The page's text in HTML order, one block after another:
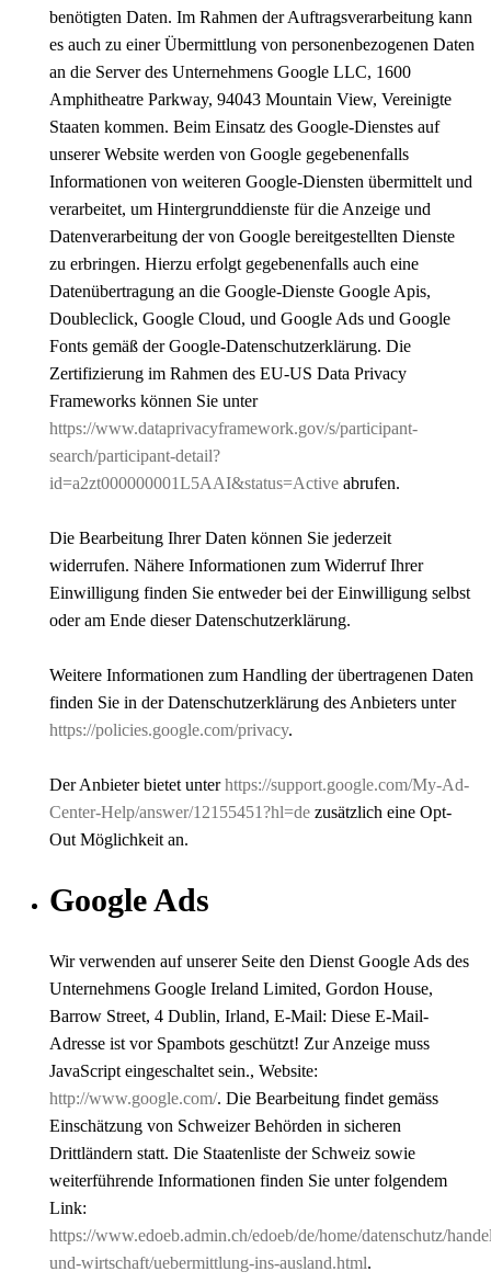
benötigten Daten. Im Rahmen der Auftragsverarbeitung kann
es auch zu einer Übermittlung von personenbezogenen Daten
an die Server des Unternehmens Google LLC, 1600
Amphitheatre Parkway, 94043 Mountain View, Vereinigte
Staaten kommen. Beim Einsatz des Google-Dienstes auf
unserer Website werden von Google gegebenenfalls
Informationen von weiteren Google-Diensten übermittelt und
verarbeitet, um Hintergrunddienste für die Anzeige und
Datenverarbeitung der von Google bereitgestellten Dienste
zu erbringen. Hierzu erfolgt gegebenenfalls auch eine
Datenübertragung an die Google-Dienste Google Apis,
Doubleclick, Google Cloud, und Google Ads und Google
Fonts gemäß der Google-Datenschutzerklärung. Die
Zertifizierung im Rahmen des EU-US Data Privacy
Frameworks können Sie unter
https://www.dataprivacyframework.gov/s/participant-
search/participant-detail?
id=a2zt000000001L5AAI&status=Active abrufen.
Die Bearbeitung Ihrer Daten können Sie jederzeit
widerrufen. Nähere Informationen zum Widerruf Ihrer
Einwilligung finden Sie entweder bei der Einwilligung selbst
oder am Ende dieser Datenschutzerklärung.
Weitere Informationen zum Handling der übertragenen Daten
finden Sie in der Datenschutzerklärung des Anbieters unter
https://policies.google.com/privacy.
Der Anbieter bietet unterhttps://support.google.com/My-Ad-
Center-Help/answer/12155451?hl=de zusätzlich eine Opt-
Out Möglichkeit an.
Google Ads
Wir verwenden auf unserer Seite den Dienst Google Ads des
Unternehmens Google Ireland Limited, Gordon House,
Barrow Street, 4 Dublin, Irland, E-Mail: Diese E-Mail-
Adresse ist vor Spambots geschützt! Zur Anzeige muss
JavaScript eingeschaltet sein., Website:
http://www.google.com/. Die Bearbeitung findet gemäss
Einschätzung von Schweizer Behörden in sicheren
Drittländern statt. Die Staatenliste der Schweiz sowie
weiterführende Informationen finden Sie unter folgendem
Link:
https://www.edoeb.admin.ch/edoeb/de/home/datenschutz/
und-wirtschaft/uebermittlung-ins-ausland.html.